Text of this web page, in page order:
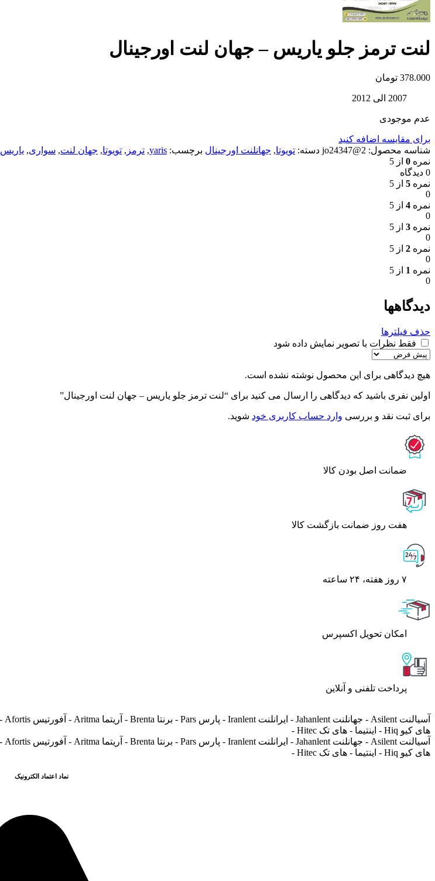
لنت ترمز جلو یاریس – جهان لنت اورجینال
378.000 تومان
2007 الی 2012
عدم موجودی
برای مقایسه اضافه کنید
شناسه محصول: 2@jo24347 دسته: تویوتا, جهانلنت اورجینال برچسب: yaris
, ترمز , تویوتا, جهان لنت, سواری, یاریس
نمره 0 از 5
0 دیدگاه
نمره 5 از 5
0
نمره 4 از 5
0
نمره 3 از 5
0
نمره 2 از 5
0
نمره 1 از 5
0
دیدگاهها
حذف فیلترها
فقط نظرات با تصویر نمایش داده شود
هیچ دیدگاهی برای این محصول نوشته نشده است.
اولین نفری باشید که دیدگاهی را ارسال می کنید برای “لنت ترمز جلو یاریس – جهان لنت اورجینال”
برای ثبت نقد و بررسی وارد حساب کاربری خود شوید.
ﺿﻤﺎﻧﺖ اﺻﻞ ﺑﻮدن ﮐﺎﻟﺎ
هفت روز ضمانت بازگشت کالا
۷ روز ﻫﻔﺘﻪ، ۲۴ ﺳﺎﻋﺘﻪ
اﻣﮑﺎن ﺗﺤﻮﯾﻞ اﮐﺴﭙﺮس
پرداخت تلفنی و آنلاین
های کیو Hiq - اینتیما - های تک Hitec -
های کیو Hiq - اینتیما - های تک Hitec -
نماد اعتماد الکترونیک